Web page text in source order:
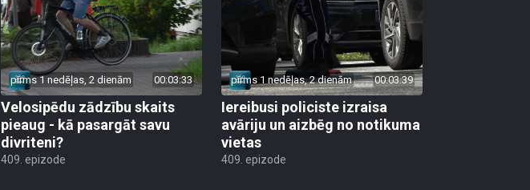
pirms 1 nedēļas, 2 dienām 00:03:33
Velosipēdu zādzību skaits
pieaug - kā pasargāt savu
divriteni?
409. epizode
pirms 1 nedēļas, 2 dienām 00:03:39
Iereibusi policiste izraisa
avāriju un aizbēg no notikuma
vietas
409. epizode